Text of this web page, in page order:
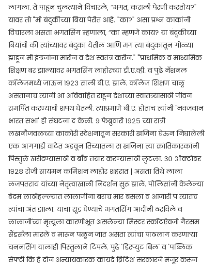
लागला. ते पाहून चुलत्याने विचारले, “भगत, कसली पेरणी करतोय?"
यावर तो "मी बंदुकीच्या बिया पेरीत आहे. "का?" असा प्रश्न काकांनी
विचारला असता भगतसिंग म्हणाला, “का म्हणजे काय? या बंदुकीच्या
बियांची की त्यांच्यावर बंदुका येतील आणि मग त्या बंदुकातून गोळ्या
झाडून मी इंग्रजांना मारीन व देश स्वतंत्र करीन." "प्राथमिक व माध्यमिक
शिक्षण बर झाल्यावर भगतसिंग लाहोरच्या डी.ए.व्ही. व पुढे नॅशनल
कॉलेजमध्ये जाऊन १९२३ साली बी.ए. झाले. कॉलेज शिक्षण चालू
असतानाच त्यांनी आ अविवाहित राहून देशाच्या स्वातंत्र्यासाठी जीवन
समर्पित करण्याची शपथ घेतली. त्याप्रमाणे बी.ए. होताच त्यांनी 'नवजवान
भारत सभा' ही संघटना द केली. ९ फेब्रुवारी १९२५ च्या रात्री
लखनौजवळच्या काकोरी स्टेशनातून सरकारी खजिना घेऊन निघालेली
एक आगगाडी वाटेत अडवून तिच्यातला स खजिना त्या क्रांतिकारकांनी
पिस्तुले खरीदण्यासाठी व बाँब तयार करण्यासाठी लुटला. ३० ऑक्टोबर
१९२८ रोजी सायमन कमिशन लाहोर शहरात | असता तिथे लाला
लजपतराय यांच्या नेतृत्वाखाली निदर्शन सुरू झाले. पोलिसांनी केलेल्या
बेदम लाठीहल्ल्यात लालाजींना बराच मार बसला व आजारी प त्यातच
त्यांचा अंत झाला. याचा सूड घेण्याचे भगतसिंग आदींनी ठरविले व
लालाजींच्या मृत्यूला कारणीभूत असलेल्या मिस्टर स्कॉटऐवजी गैरसम
सैंडर्सला मारले व मारून पळून जात असता त्यांचा पाठलाग करणाऱ्या
चननसिंग यालाही पिस्तुलाने टिपले. पुढे 'डिस्प्युट बिल' व 'पब्लिक
सेफ्टी कि हे दोन अन्यायकारक कायदे ब्रिटिश सरकारने मंजूर करून